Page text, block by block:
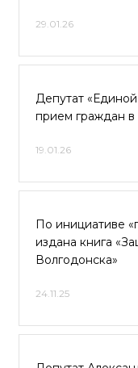
29.01.26
Депутат
прием граждан в
19.01.26
По инициативе
издана книга
Волгодонска»
24.11.25